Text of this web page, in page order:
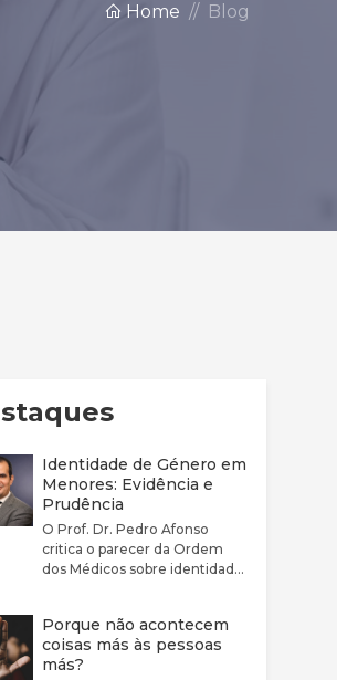
Home Blog
Identidade de Género em
Menores: Evidência e
Prudência
O Prof. Dr. Pedro Afonso
critica o parecer da Ordem
dos Médicos sobre identidade
adequadamente a
complexidade clínica nem a
fragilidade da evidência
Porque não acontecem
coisas más às pessoas
más?